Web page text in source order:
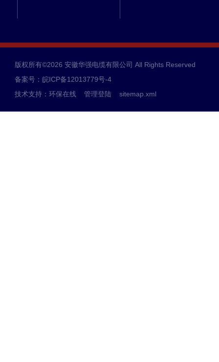
版权所有©2026 安徽华强电缆有限公司 All Rights Reserved
备案号：皖ICP备12013779号-4
技术支持： 环保在线 管理登陆 sitemap.xml